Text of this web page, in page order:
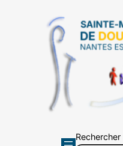
Rechercher